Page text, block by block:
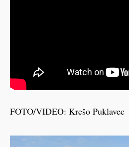
FOTO/VIDEO: Krešo Puklavec